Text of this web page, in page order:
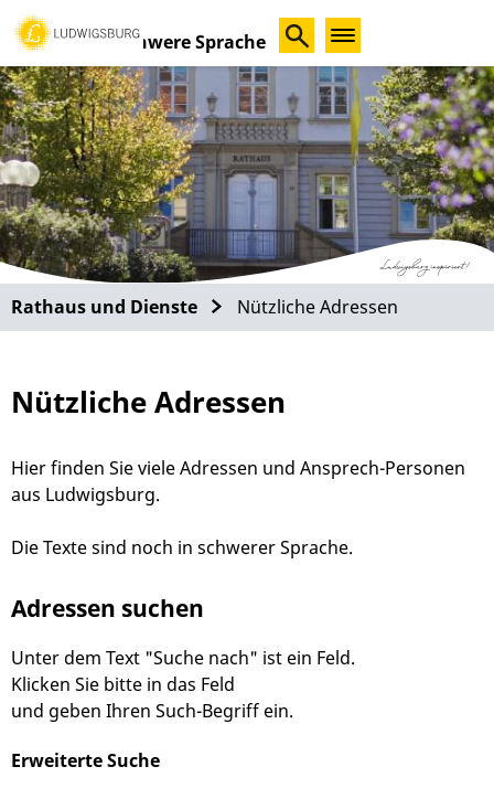
Schwere Sprache
Rathaus und Dienste Nützliche Adressen
Nützliche Adressen
Hier finden Sie viele Adressen und Ansprech-Personen
aus Ludwigsburg.
Die Texte sind noch in schwerer Sprache.
Adressen suchen
Unter dem Text "Suche nach" ist ein Feld.
Klicken Sie bitte in das Feld
und geben Ihren Such-Begriff ein.
Erweiterte Suche